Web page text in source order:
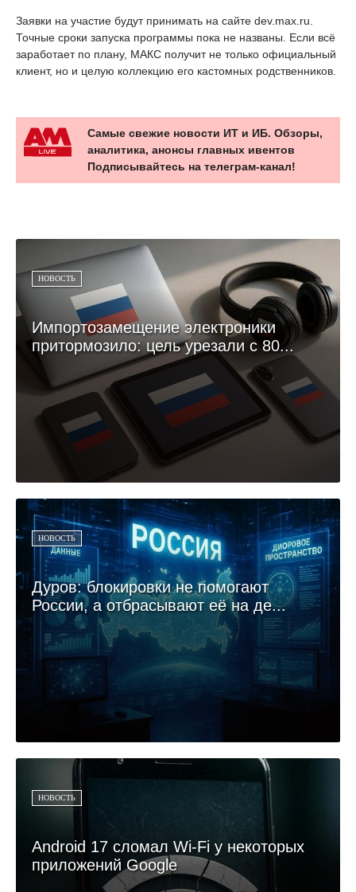
Заявки на участие будут принимать на сайте dev.max.ru.
Точные сроки запуска программы пока не названы. Если всё
заработает по плану, МАКС получит не только официальный
клиент, но и целую коллекцию его кастомных родственников.
Самые свежие новости ИТ и ИБ. Обзоры,
аналитика, анонсы главных ивентов
Подписывайтесь на телеграм-канал!
НОВОСТЬ
Импортозамещение электроники
притормозило: цель урезали с 80...
НОВОСТЬ
Дуров: блокировки не помогают
России, а отбрасывают её на де...
НОВОСТЬ
Android 17 сломал Wi-Fi у некоторых
приложений Google